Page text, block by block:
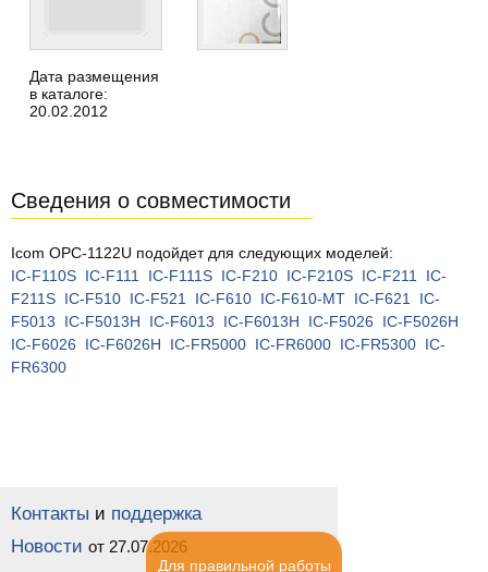
Дата размещения
в каталоге:
20.02.2012
Сведения о совместимости
Icom OPC-1122U подойдет для следующих моделей:
IC-F110S IC-F111 IC-F111S IC-F210 IC-F210S IC-F211
IC-
F211S IC-F510 IC-F521 IC-F610 IC-F610-MT IC-F621
IC-
F5013
IC-F5013H IC-F6013 IC-F6013H IC-F5026
IC-F5026H
IC-F6026
IC-F6026H IC-FR5000 IC-FR6000 IC-FR5300 IC-
FR6300
Контакты и поддержка
Новости от 27.07.2026
Для правильной работы